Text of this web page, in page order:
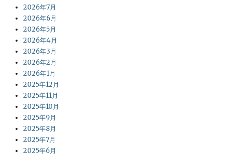
2026年7月
2026年6月
2026年5月
2026年4月
2026年3月
2026年2月
2026年1月
2025年12月
2025年11月
2025年10月
2025年9月
2025年8月
2025年7月
2025年6月